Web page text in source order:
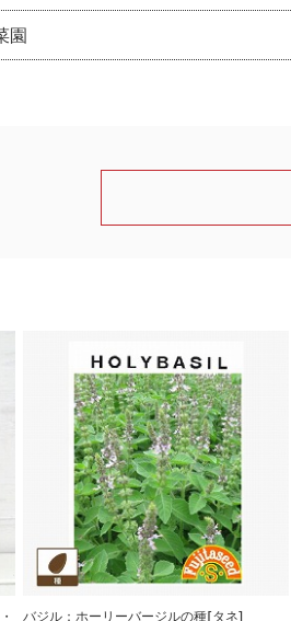
園
バジル：ホーリーバージルの種[タネ]